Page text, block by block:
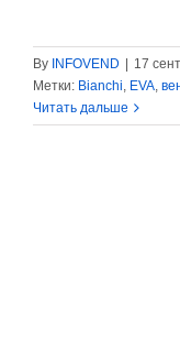
By INFOVEND 17
Метки: Bianchi, EVA,
Читать дальше